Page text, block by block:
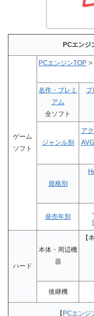
PCエンジ
ゲーム
ソフト
PCエンジンTOP >
名作・プレミ
アム
全ソフト
プ
ジャンル別
ア
AVG
規格別
発売年別
ハード
本体・周辺機
器
【
後継機
【 PCエンジ